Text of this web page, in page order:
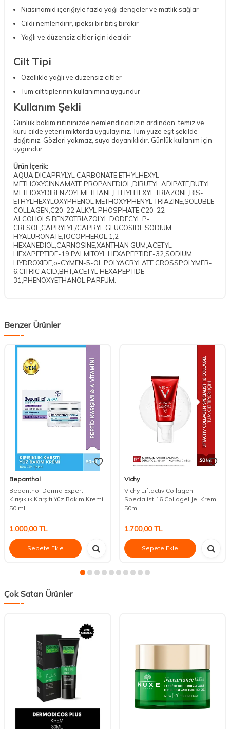
Niasinamid içeriğiyle fazla yağı dengeler ve matlık sağlar
Cildi nemlendirir, ipeksi bir bitiş bırakır
Yağlı ve düzensiz ciltler için idealdir
Cilt Tipi
Özellikle yağlı ve düzensiz ciltler
Tüm cilt tiplerinin kullanımına uygundur
Kullanım Şekli
Günlük bakım rutininizde nemlendiricinizin ardından, temiz ve
kuru cilde yeterli miktarda uygulayınız. Tüm yüze eşit şekilde
dağıtınız. Gözleri yakmaz, suya dayanıklıdır. Günlük kullanım için
uygundur.
Ürün İçerik:
AQUA,DICAPRYLYL CARBONATE,ETHYLHEXYL
METHOXYCINNAMATE,PROPANEDIOL,DIBUTYL ADIPATE,BUTYL
METHOXYDIBENZOYLMETHANE,ETHYLHEXYL TRIAZONE,BIS-
ETHYLHEXYLOXYPHENOL METHOXYPHENYL TRIAZINE,SOLUBLE
COLLAGEN,C20-22 ALKYL PHOSPHATE,C20-22
ALCOHOLS,BENZOTRIAZOLYL DODECYL P-
CRESOL,CAPRYLYL/CAPRYL GLUCOSIDE,SODIUM
HYALURONATE,TOCOPHEROL,1,2-
HEXANEDIOL,CARNOSINE,XANTHAN GUM,ACETYL
HEXAPEPTIDE-19,PALMITOYL HEXAPEPTIDE-32,SODIUM
HYDROXIDE,o-CYMEN-5-OL,POLYACRYLATE CROSSPOLYMER-
6,CITRIC ACID,BHT,ACETYL HEXAPEPTIDE-
31,PHENOXYETHANOL,PARFUM.
Benzer Ürünler
Bepanthol
Bepanthol Derma Expert
Kırışıklık Karşıtı Yüz Bakım Kremi
50 ml
1.000,00TL
Sepete Ekle
Vichy
Vichy Liftactiv Collagen
Specialist 16 Collagel Jel Krem
50ml
1.700,00TL
Sepete Ekle
Çok Satan Ürünler